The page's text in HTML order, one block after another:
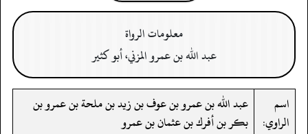
معلومات الرواة
عبد الله بن عمرو المزني، أبو كثير
اسم
الراوي:
عبد الله بن عمرو بن عوف بن زيد بن ملحة بن عمرو بن
بكر بن أفرك بن عثمان بن عمرو